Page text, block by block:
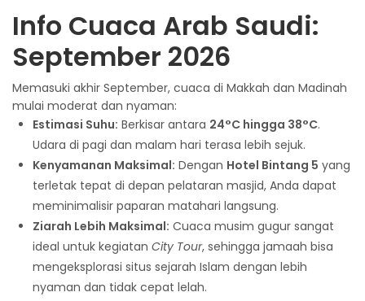
Info Cuaca Arab Saudi:
September 2026
Memasuki akhir September, cuaca di Makkah dan Madinah
mulai moderat dan nyaman:
Estimasi Suhu: Berkisar antara 24°C hingga 38°C.
Udara di pagi dan malam hari terasa lebih sejuk.
Kenyamanan Maksimal: Dengan Hotel Bintang 5 yang
terletak tepat di depan pelataran masjid, Anda dapat
meminimalisir paparan matahari langsung.
Ziarah Lebih Maksimal: Cuaca musim gugur sangat
ideal untuk kegiatan City Tour, sehingga jamaah bisa
mengeksplorasi situs sejarah Islam dengan lebih
nyaman dan tidak cepat lelah.